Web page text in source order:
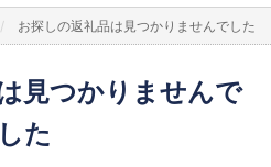
お探しの返礼品は見つかりませんでした
見つかりませんで
した